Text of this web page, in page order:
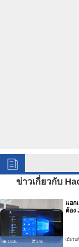
ข่าวเกี่ยวกับ
14.0k 2.9k
แฮก
ต้อง
เมื่อวัน